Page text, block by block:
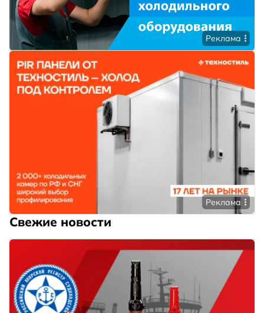
Реклама
Реклама
Свежие новости